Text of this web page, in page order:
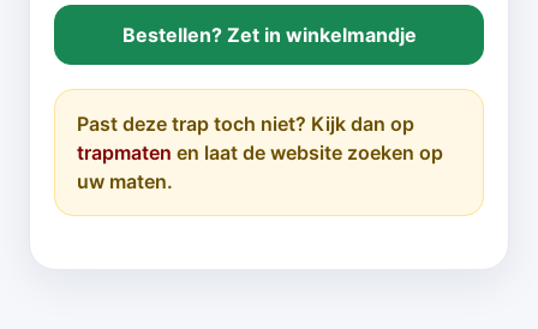
Bestellen? Zet in winkelmandje
Past deze trap toch niet? Kijk dan op
trapmaten en laat de website zoeken op
uw maten.